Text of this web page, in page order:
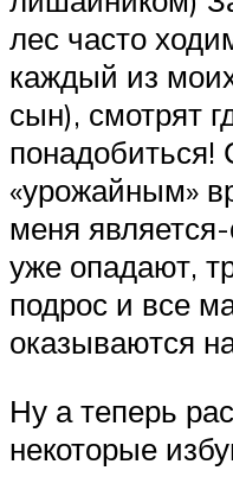
лес часто
каждый из
сын), смотрят
«урожайным»
меня
уже опадают,
подрос и все
оказываются
Ну а теперь
некоторые